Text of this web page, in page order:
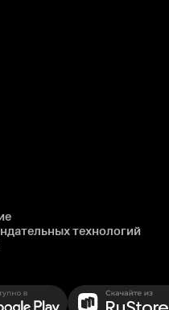
технологий